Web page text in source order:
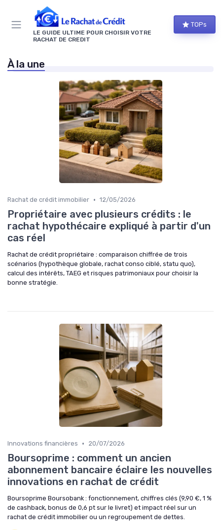
LE GUIDE ULTIME POUR CHOISIR VOTRE
RACHAT DE CREDIT
TOPs
À la une
Rachat de crédit immobilier • 12/05/2026
Propriétaire avec plusieurs crédits : le
rachat hypothécaire expliqué à partir d'un
cas réel
Rachat de crédit propriétaire : comparaison chiffrée de trois
scénarios (hypothèque globale, rachat conso ciblé, statu quo),
calcul des intérêts, TAEG et risques patrimoniaux pour choisir la
bonne stratégie.
Innovations financières • 20/07/2026
Boursoprime : comment un ancien
abonnement bancaire éclaire les nouvelles
innovations en rachat de crédit
Boursoprime Boursobank : fonctionnement, chiffres clés (9,90 €, 1 %
de cashback, bonus de 0,6 pt sur le livret) et impact réel sur un
rachat de crédit immobilier ou un regroupement de dettes.
Panneau de gestion des cookies